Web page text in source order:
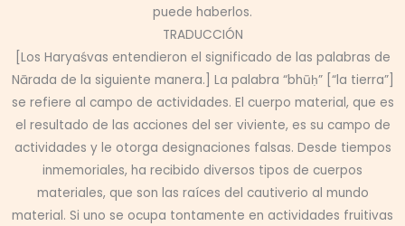
puede haberlos.
TRADUCCIÓN
[Los Haryaśvas entendieron el significado de las palabras de
Nārada de la siguiente manera.] La palabra “bhūḥ” [“la tierra”]
se refiere al campo de actividades. El cuerpo material, que es
el resultado de las acciones del ser viviente, es su campo de
actividades y le otorga designaciones falsas. Desde tiempos
inmemoriales, ha recibido diversos tipos de cuerpos
materiales, que son las raíces del cautiverio al mundo
material. Si uno se ocupa tontamente en actividades fruitivas